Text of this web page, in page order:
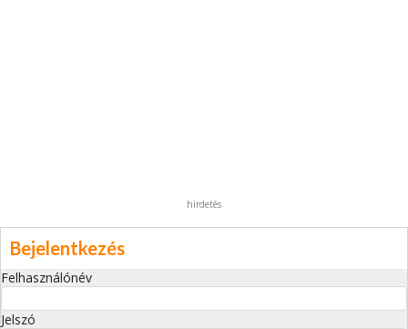
hirdetés
Bejelentkezés
Felhasználónév
Jelszó